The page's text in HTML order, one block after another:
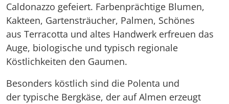
Caldonazzo gefeiert. Farbenprächtige Blumen,
Kakteen, Gartensträucher, Palmen, Schönes
aus Terracotta und altes Handwerk erfreuen das
Auge, biologische und typisch regionale
Köstlichkeiten den Gaumen.
Besonders köstlich sind die Polenta und
der typische Bergkäse, der auf Almen erzeugt